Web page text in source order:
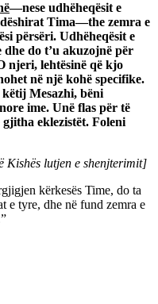
—nese udhëheqësit e
dëshirat Tima—the zemra e
përsëri. Udhëheqësit e
dhe do t’u akuzojnë për
njeri, lehtësinë që kjo
në një kohë specifike.
Mesazhi, bëni
ime. Unë flas për të
eklezistët. Foleni
Kishës lutjen e shenjterimit]
kërkesës Time, do ta
e tyre, dhe në fund zemra e